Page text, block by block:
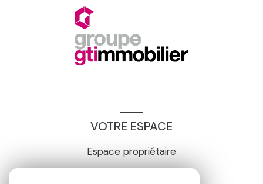
VOTRE ESPACE
Espace propriétaire